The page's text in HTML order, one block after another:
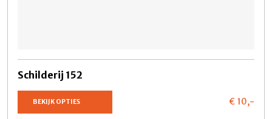
Schilderij 152
BEKIJK OPTIES € 10,-